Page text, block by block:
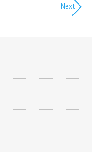
Next